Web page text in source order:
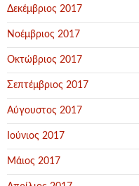
Δεκέμβριος 2017
Νοέμβριος 2017
Οκτώβριος 2017
Σεπτέμβριος 2017
Αύγουστος 2017
Ιούνιος 2017
Μάιος 2017